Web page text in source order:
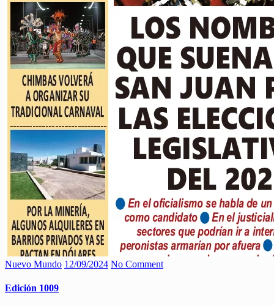
Nuevo Mundo 12/09/2024 No Comment
Edición 1009